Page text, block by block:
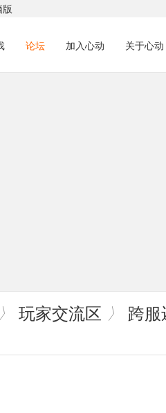
论坛 加入心动 关于心动
〉 玩家交流区 〉
跨